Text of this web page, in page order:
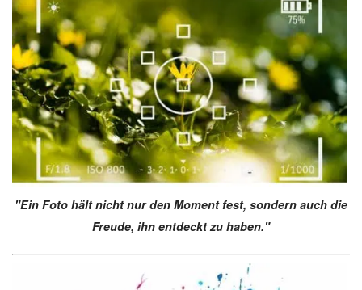
"Ein Foto hält nicht nur den Moment fest, sondern auch die
Freude, ihn entdeckt zu haben."